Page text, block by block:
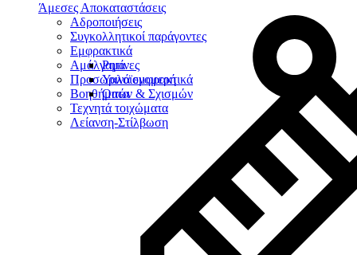
Άμεσες Αποκαταστάσεις
Αδροποιήσεις
Συγκολλητικοί παράγοντες
Εμφρακτικά
Ρητίνες
Υαλοϊονομερή
Οπών & Σχισμών
Αμάλγαμα
Προσωρινά εμφρακτικά
Βοηθήματα
Τεχνητά τοιχώματα
Λείανση-Στίλβωση